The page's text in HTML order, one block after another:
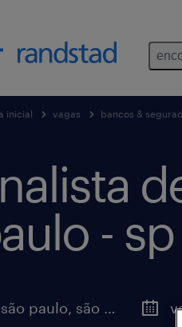
inicial vagas bancos &
-
são paulo, são paulo